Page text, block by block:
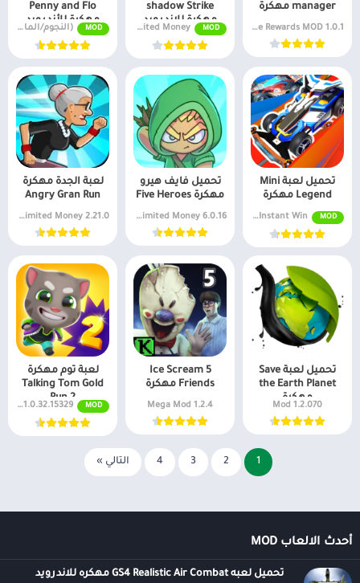
manager مهكرة
1.0.1 Free Rewards MOD
shadow Strike
مهكرة للاندرويد
MOD
v1.31.287 Unlimited Money
Penny and Flo
مهكرة للأندرويد
MOD (النجوم/المال اللانهائي) v1.153.0
تحميل لعبة Mini
Legend مهكرة
MOD
v3.21.0 Menu/Unlimited Car Energy, Instant Win
تحميل فايف هيرو
مهكرة Five Heroes
6.0.16 Unlimited Money
لعبة الجدة مهكرة
Angry Gran Run
2.21.0 Unlimited Money
تحميل لعبة Save
the Earth Planet
مهكرة
1.2.070 Mod
Ice Scream 5
Friends مهكرة
1.2.4 Mega Mod
لعبة توم مهكرة
Talking Tom Gold
Run 2
MOD
1.0.32.15329 No Ads
1
2
3
4 التالي »
أحدث الالعاب MOD
تحميل لعبه GS4 Realistic Air Combat مهكره للاندرويد